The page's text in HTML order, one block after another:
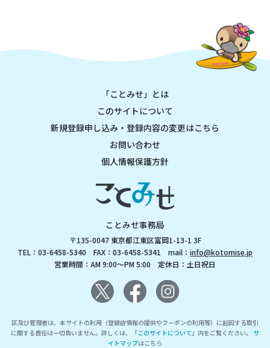
「ことみせ」とは
このサイトについて
新規登録申し込み・登録内容の変更はこちら
お問い合わせ
個人情報保護方針
ことみせ事務局
〒135-0047 東京都江東区富岡1-13-1 3F
TEL：03-6458-5340 FAX：03-6458-5341 mail： info@kotomise.jp
営業時間：AM 9:00～PM 5:00 定休日：土日祝日
区及び管理者は、本サイトの利用（登録店情報の提供やクーポンの利用等）に起因する取引
に関する責任は一切負いません。詳しくは、『このサイトについて』内をご覧ください。 サ
イトマップはこちら